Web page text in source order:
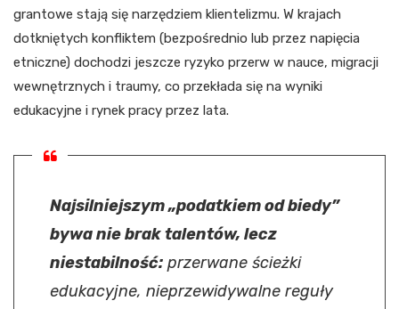
grantowe stają się narzędziem klientelizmu. W krajach
dotkniętych konfliktem (bezpośrednio lub przez napięcia
etniczne) dochodzi jeszcze ryzyko przerw w nauce, migracji
wewnętrznych i traumy, co przekłada się na wyniki
edukacyjne i rynek pracy przez lata.
Najsilniejszym „podatkiem od biedy”
bywa nie brak talentów, lecz
niestabilność: przerwane ścieżki
edukacyjne, nieprzewidywalne reguły